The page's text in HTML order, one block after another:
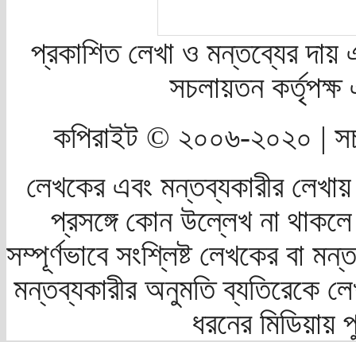
প্রকাশিত লেখা ও মন্তব্যের দায়
সচলায়তন
কপিরাইট © ২০০৬-২০২০ |
লেখকের এবং মন্তব্যকারীর
প্রসঙ্গে কোন উল্লেখ না
সম্পূর্ণভাবে সংশ্লিষ্ট লেখকের বা
মন্তব্যকারীর অনুমতি ব্যতিরেকে
ধরনের মিডিয়ায়